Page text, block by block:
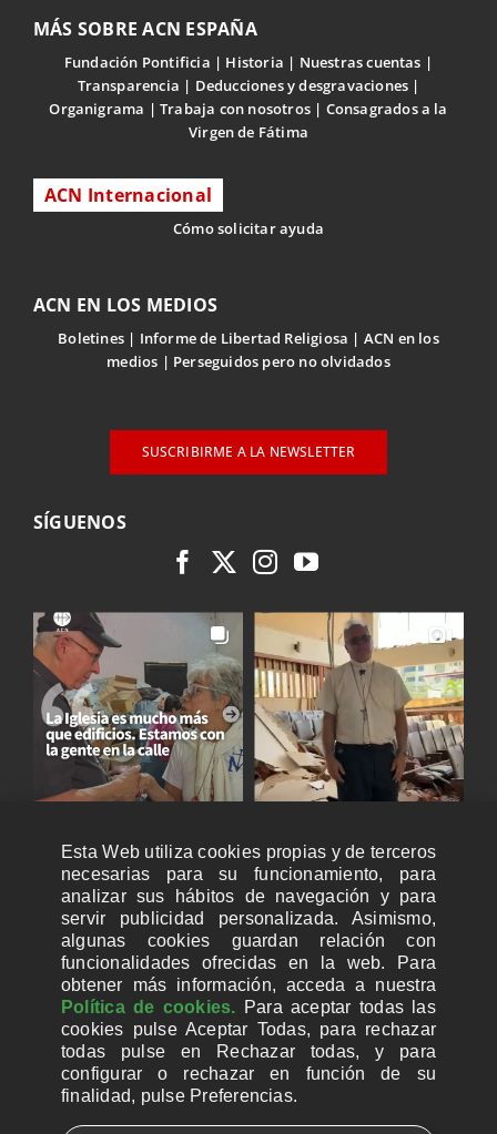
MÁS SOBRE ACN ESPAÑA
Fundación Pontificia Historia
Nuestras cuentas
Transparencia
Deducciones y desgravaciones
Organigrama
Trabaja con nosotros
Consagrados a la
Virgen de Fátima
ACN Internacional
Cómo solicitar ayuda
ACN EN LOS MEDIOS
Boletines Informe de Libertad Religiosa
ACN en los
medios
Perseguidos pero no olvidados
SUSCRIBIRME A LA NEWSLETTER
SÍGUENOS
CUENTAS BANCARIAS PARA DONAR
Esta Web utiliza cookies propias y de terceros
necesarias para su funcionamiento, para
analizar sus hábitos de navegación y para
servir publicidad personalizada. Asimismo,
algunas cookies guardan relación con
funcionalidades ofrecidas en la web. Para
obtener más información, acceda a nuestra
Política de cookies. Para aceptar todas las
cookies pulse Aceptar Todas, para rechazar
todas pulse en Rechazar todas, y para
configurar o rechazar en función de su
finalidad, pulse Preferencias.